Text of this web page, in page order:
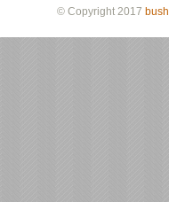
© Copyright 2017